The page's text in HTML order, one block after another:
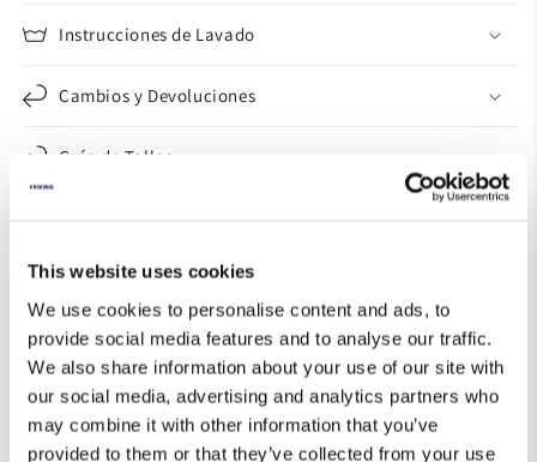
This website uses cookies
We use cookies to personalise content and ads, to
provide social media features and to analyse our traffic.
We also share information about your use of our site with
our social media, advertising and analytics partners who
may combine it with other information that you’ve
provided to them or that they’ve collected from your use
Instrucciones de Lavado
Cambios y Devoluciones
Guía de Tallas